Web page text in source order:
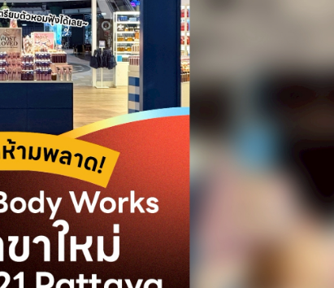
CMG SHOP SHOP รวมแบรนด์ตัวท็อป ลดสูงสุด50%